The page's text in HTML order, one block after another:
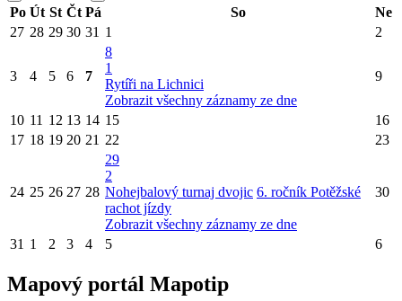
Po Út St Čt Pá So
Ne
27 28 29 30 31 1 2
3 4 5 6 7
8
1
Rytíři na Lichnici
Zobrazit všechny záznamy ze dne
9
10 11 12 13 14 15
16
17 18 19 20 21 22 23
24 25 26 27 28
29
2
Nohejbalový turnaj dvojic 6. ročník Potěžské
rachot jízdy
Zobrazit všechny záznamy ze dne
30
31 1 2 3 4 5 6
Mapový portál Mapotip